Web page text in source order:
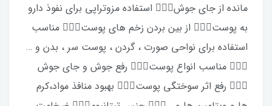
مانده از جای جوش⁦🙋🏼‍♀️⁩ استفاده مزوتراپی برای نفوذ دارو
به پوست⁦🙋🏼‍♀️⁩ از بین بردن زخم های پوست⁦🙋🏼‍♀️⁩ مناسب
استفاده برای نواحی صورت ، گردن ، پوست سر ، بدن و …⁦
🙋🏼‍♀️⁩ مناسب انواع پوست⁦🙋🏼‍♀️⁩ رفع جوش و جای جوش⁦
🙋🏼‍♀️⁩ رفع اثر سوختگی پوست⁦🙋🏼‍♀️⁩ بهبود منافذ مواد،کرم